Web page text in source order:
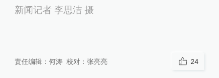
新闻记者 李思洁 摄
责任编辑： 何涛 校对： 张亮亮 24